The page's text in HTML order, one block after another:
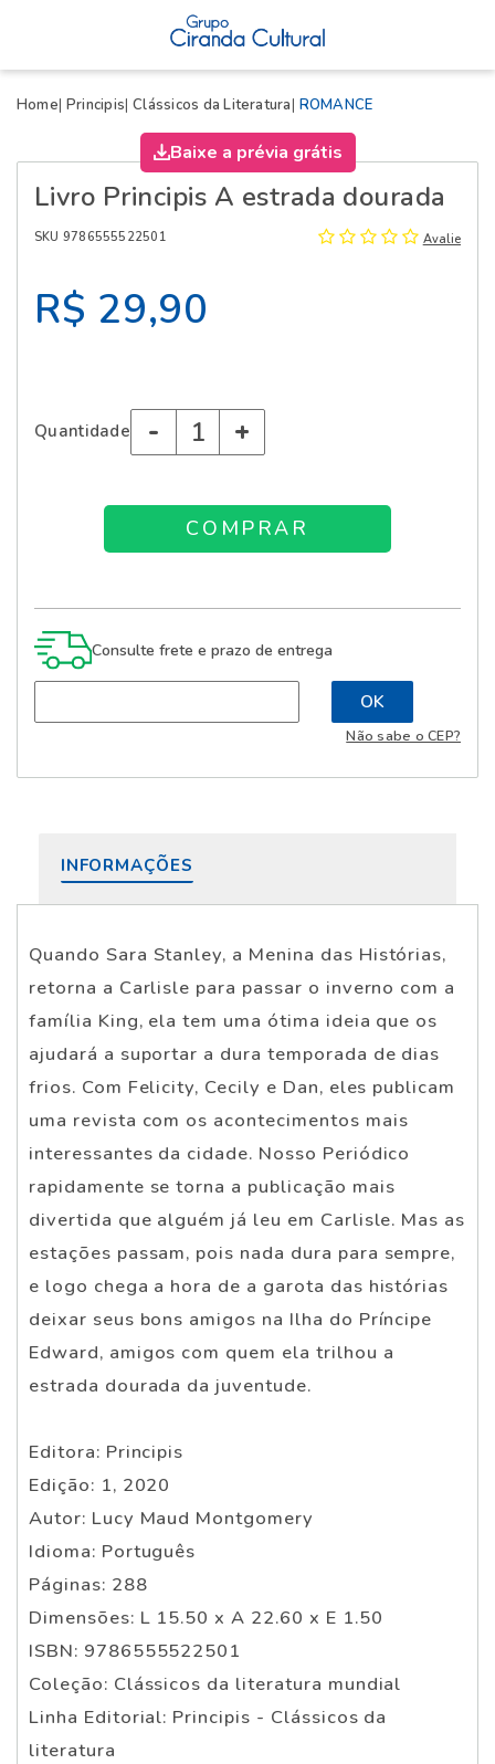
Home Principis Clássicos da Literatura ROMANCE
Baixe a prévia grátis
Livro Principis A estrada dourada
SKU 9786555522501 Avalie
R$ 29,90
Quantidade - +
Consulte frete e prazo de entrega
Não sabe o CEP?
INFORMAÇÕES
Quando Sara Stanley, a Menina das Histórias,
retorna a Carlisle para passar o inverno com a
família King, ela tem uma ótima ideia que os
ajudará a suportar a dura temporada de dias
frios. Com Felicity, Cecily e Dan, eles publicam
uma revista com os acontecimentos mais
interessantes da cidade. Nosso Periódico
rapidamente se torna a publicação mais
divertida que alguém já leu em Carlisle. Mas as
estações passam, pois nada dura para sempre,
e logo chega a hora de a garota das histórias
deixar seus bons amigos na Ilha do Príncipe
Edward, amigos com quem ela trilhou a
estrada dourada da juventude.
Editora: Principis
Edição: 1, 2020
Autor: Lucy Maud Montgomery
Idioma: Português
Páginas: 288
Dimensões: L 15.50 x A 22.60 x E 1.50
ISBN: 9786555522501
Coleção: Clássicos da literatura mundial
Linha Editorial: Principis - Clássicos da
literatura